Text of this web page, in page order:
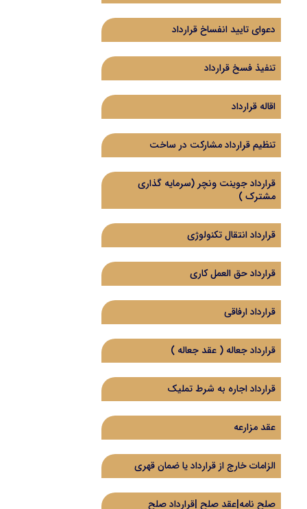
دعوای تایید انفساخ قرارداد
تنفیذ فسخ قرارداد
اقاله قرارداد
تنظیم قرارداد مشارکت در ساخت
قرارداد جوینت ونچر (سرمایه گذاری
مشترک )
قرارداد انتقال تکنولوژی
قرارداد حق العمل کاری
قرارداد ارفاقی
قرارداد جعاله ( عقد جعاله )
قرارداد اجاره به شرط تملیک
عقد مزارعه
الزامات خارج از قرارداد یا ضمان قهری
صلح نامه|عقد صلح |قرارداد صلح